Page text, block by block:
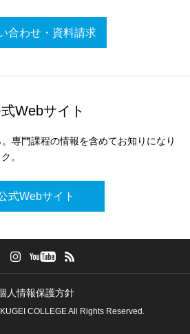
合わせ・資料請求
Webサイト
専門課程の情報を含めてお知りになり
。
式Webサイト
人情報保護方針
COLLEGE All Rights Reserved.